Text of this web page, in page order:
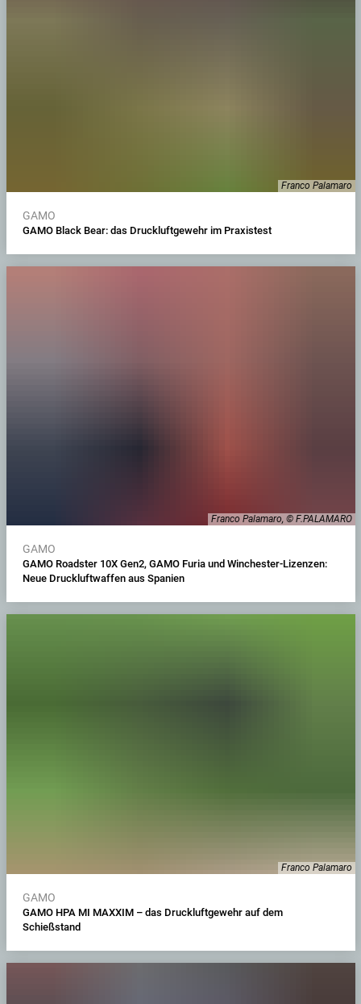
Franco Palamaro
GAMO
GAMO Black Bear: das Druckluftgewehr im Praxistest
Franco Palamaro, © F.PALAMARO
GAMO
GAMO Roadster 10X Gen2, GAMO Furia und Winchester-Lizenzen:
Neue Druckluftwaffen aus Spanien
Franco Palamaro
GAMO
GAMO HPA MI MAXXIM – das Druckluftgewehr auf dem
Schießstand